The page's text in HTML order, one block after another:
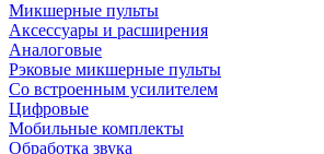
Микшерные пульты
Аксессуары и расширения
Аналоговые
Рэковые микшерные пульты
Со встроенным усилителем
Цифровые
Мобильные комплекты
Обработка звука